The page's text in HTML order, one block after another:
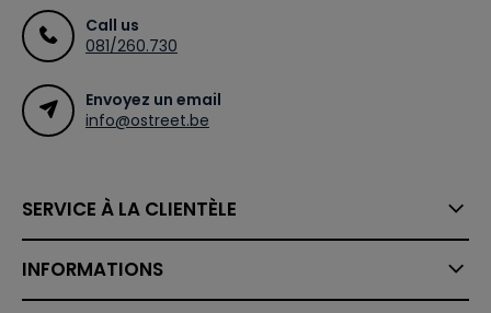
Call us
081/260.730
Envoyez un email
info@ostreet.be
SERVICE À LA CLIENTÈLE
INFORMATIONS